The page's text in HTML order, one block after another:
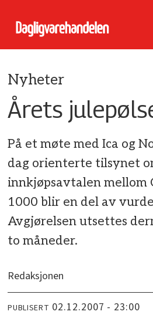
Nyheter
Årets
På et møte med Ica og
dag orienterte tilsynet
innkjøpsavtalen mellom
1000 blir en del av
Avgjørelsen utsettes
to måneder.
Redaksjonen
PUBLISERT 02.12.2007 - 23:00